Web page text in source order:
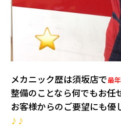
メカニック歴は須坂店で最
整備のことなら何でもお任
お客様からのご要望にも優
♪♪